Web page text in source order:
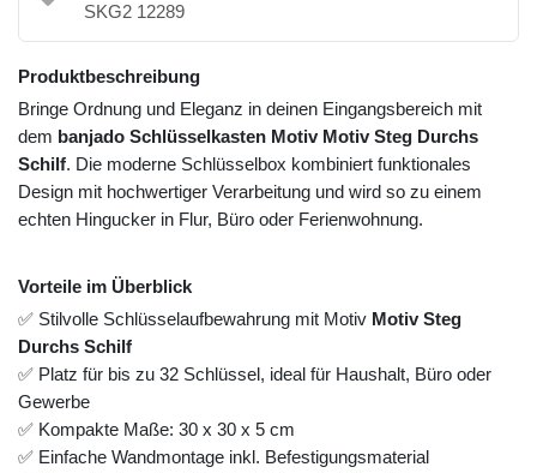
SKG2 12289
Produktbeschreibung
Bringe Ordnung und Eleganz in deinen Eingangsbereich mit
dem banjado Schlüsselkasten Motiv Motiv Steg Durchs
Schilf. Die moderne Schlüsselbox kombiniert funktionales
Design mit hochwertiger Verarbeitung und wird so zu einem
echten Hingucker in Flur, Büro oder Ferienwohnung.
Vorteile im Überblick
✅ Stilvolle Schlüsselaufbewahrung mit Motiv Motiv Steg
Durchs Schilf
✅ Platz für bis zu 32 Schlüssel, ideal für Haushalt, Büro oder
Gewerbe
✅ Kompakte Maße: 30 x 30 x 5 cm
✅ Einfache Wandmontage inkl. Befestigungsmaterial